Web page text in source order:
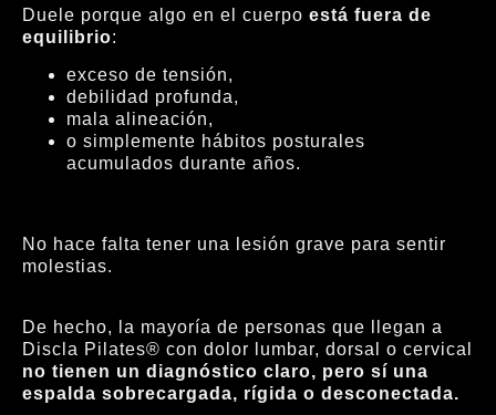
Duele porque algo en el cuerpo está fuera de
equilibrio:
exceso de tensión,
debilidad profunda,
mala alineación,
o simplemente hábitos posturales
acumulados durante años.
No hace falta tener una lesión grave para sentir
molestias.
De hecho, la mayoría de personas que llegan a
Discla Pilates® con dolor lumbar, dorsal o cervical
no tienen un diagnóstico claro, pero sí una
espalda sobrecargada, rígida o desconectada.